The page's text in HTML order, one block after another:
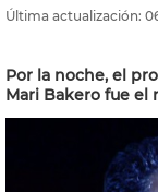
Última actualización:
Por la noche, el
Mari Bakero fue el